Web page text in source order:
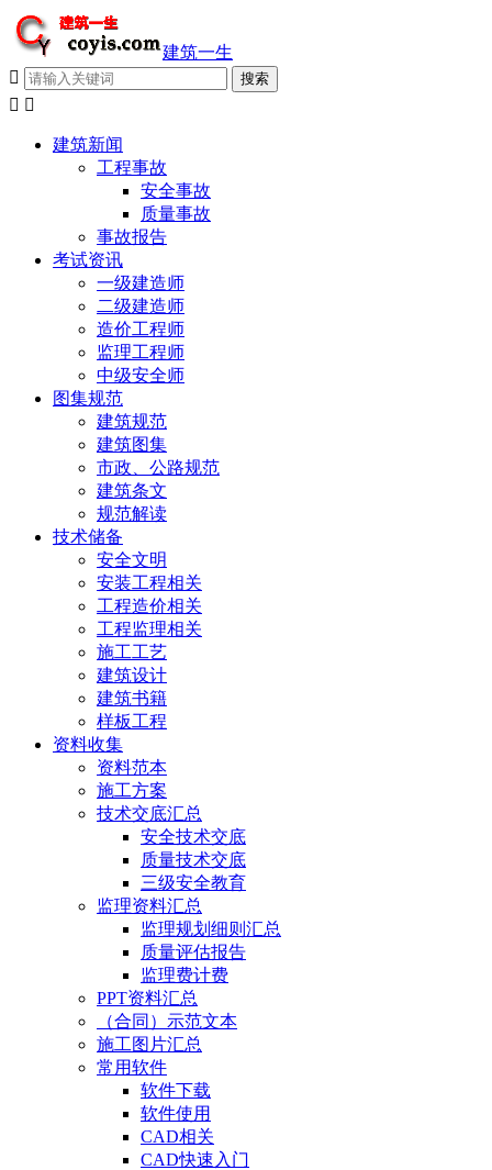
建筑一生

 
建筑新闻
工程事故
安全事故
质量事故
事故报告
考试资讯
一级建造师
二级建造师
造价工程师
监理工程师
中级安全师
图集规范
建筑规范
建筑图集
市政、公路规范
建筑条文
规范解读
技术储备
安全文明
安装工程相关
工程造价相关
工程监理相关
施工工艺
建筑设计
建筑书籍
样板工程
资料收集
资料范本
施工方案
技术交底汇总
安全技术交底
质量技术交底
三级安全教育
监理资料汇总
监理规划细则汇总
质量评估报告
监理费计费
PPT资料汇总
（合同）示范文本
施工图片汇总
常用软件
软件下载
软件使用
CAD相关
CAD快速入门